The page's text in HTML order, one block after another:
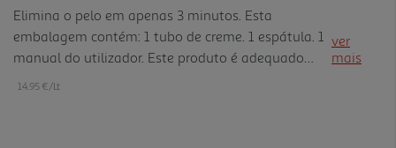
para
a
mesma
página.
Elimina o pelo em apenas 3 minutos. Esta
embalagem contém: 1 tubo de creme. 1 espátula. 1
manual do utilizador. Este produto é adequado
apenas para utilização em: pernas braços axilas
ver
mais
14.95 €/Lt